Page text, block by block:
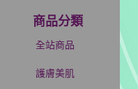
商品分類
全站商品
護膚美肌